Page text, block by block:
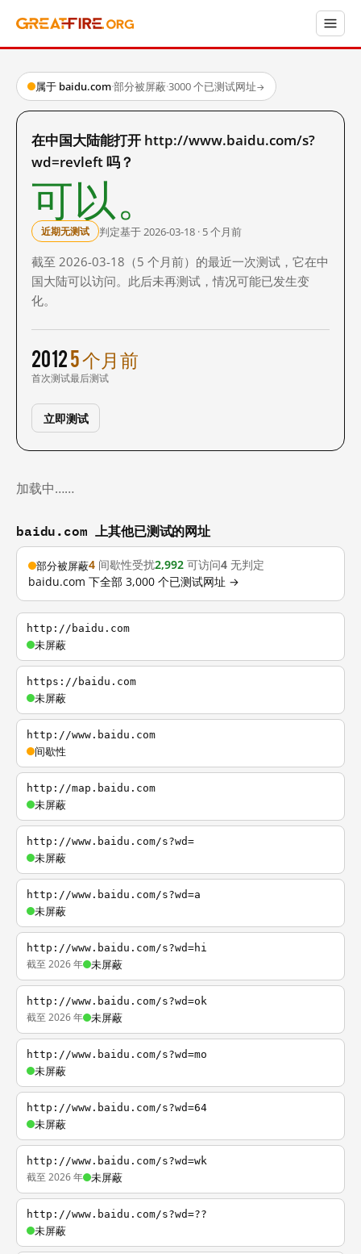
属于 baidu.com·部分被屏蔽·3000 个已测试网址→
在中国大陆能打开 http://www.baidu.com/s?
wd=revleft 吗？
可以。
近期无测试 判定基于 2026-03-18 · 5 个月前
截至 2026-03-18（5 个月前）的最近一次测试，它在中
国大陆可以访问。此后未再测试，情况可能已发生变
化。
2012
首次测试
5 个月前
最后测试
立即测试
加载中……
baidu.com 上其他已测试的网址
部分被屏蔽4 间歇性受扰2,992 可访问4 无判定
baidu.com 下全部 3,000 个已测试网址 →
http://baidu.com
未屏蔽
https://baidu.com
未屏蔽
http://www.baidu.com
间歇性
http://map.baidu.com
未屏蔽
http://www.baidu.com/s?wd=
未屏蔽
http://www.baidu.com/s?wd=a
未屏蔽
http://www.baidu.com/s?wd=hi
截至 2026 年 未屏蔽
http://www.baidu.com/s?wd=ok
截至 2026 年 未屏蔽
http://www.baidu.com/s?wd=mo
未屏蔽
http://www.baidu.com/s?wd=64
未屏蔽
http://www.baidu.com/s?wd=wk
截至 2026 年 未屏蔽
http://www.baidu.com/s?wd=??
未屏蔽